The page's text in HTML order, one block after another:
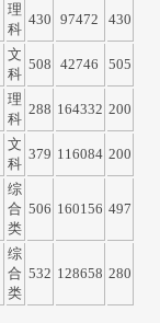
理
科
430 97472 430
文
科
508 42746 505
理
科
288 164332 200
文
科
379 116084 200
综
合
类
506 160156 497
综
合
类
532 128658 280